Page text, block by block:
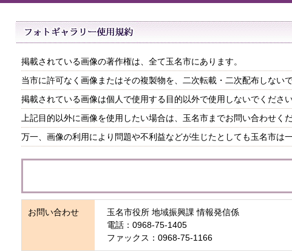
掲載されている画像の著作権は、全て玉名市にあります。
当市に許可なく画像またはその複製物を、二次転載・二次配布しないで
掲載されている画像は個人で使用する目的以外で使用しないでください
上記目的以外に画像を使用したい場合は、玉名市までお問い合わせくだ
万一、画像の利用により問題や不利益などが生じたとしても玉名市は
お問い合わせ
玉名市役所 地域振興課 情報発信係
電話：0968-75-1405
ファックス：0968-75-1166